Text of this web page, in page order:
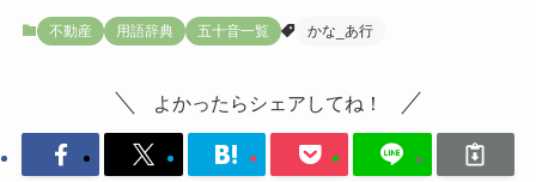
不動産 用語辞典 五十音一覧 かな_あ行
よかったらシェアしてね！